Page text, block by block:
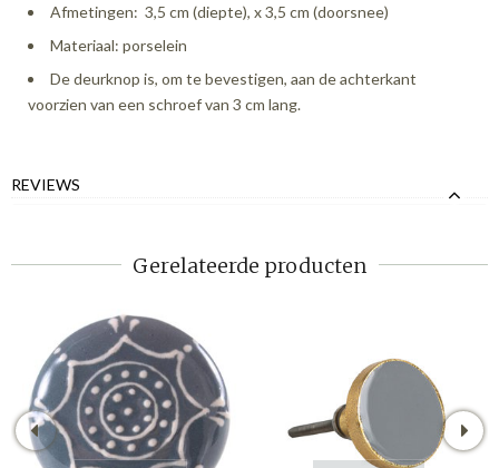
Afmetingen: 3,5 cm (diepte), x 3,5 cm (doorsnee)
Materiaal: porselein
De deurknop is, om te bevestigen, aan de achterkant
voorzien van een schroef van 3 cm lang.
REVIEWS
Gerelateerde producten